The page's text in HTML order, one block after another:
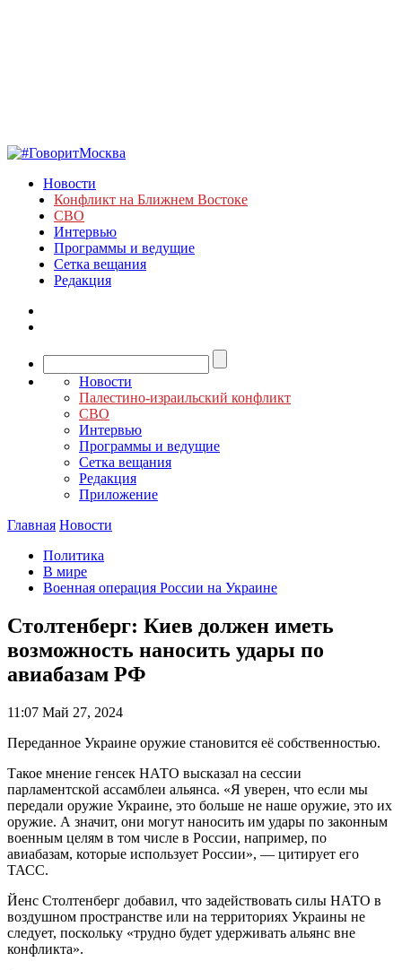
Новости
Конфликт на Ближнем Востоке
СВО
Интервью
Программы и ведущие
Сетка вещания
Редакция
Новости
Палестино-израильский конфликт
СВО
Интервью
Программы и ведущие
Сетка вещания
Редакция
Приложение
Главная Новости
Политика
В мире
Военная операция России на Украине
Столтенберг: Киев должен иметь
возможность наносить удары по
авиабазам РФ
11:07 Май 27, 2024
Переданное Украине оружие становится её собственностью.
Такое мнение генсек НАТО высказал на сессии
парламентской ассамблеи альянса. «Я уверен, что если мы
передали оружие Украине, это больше не наше оружие, это их
оружие. А значит, они могут наносить им удары по законным
военным целям в том числе в России, например, по
авиабазам, которые использует России», — цитирует его
ТАСС.
Йенс Столтенберг добавил, что задействовать силы НАТО в
воздушном пространстве или на территориях Украины не
следует, поскольку «трудно будет удерживать альянс вне
конфликта».